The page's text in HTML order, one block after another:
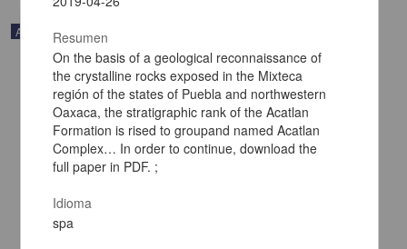
Artículo Resumen
On the basis of a geological reconnaissance of
the crystalline rocks exposed in the Mixteca
región of the states of Puebla and northwestern
Oaxaca, the stratigraphic rank of the Acatlan
Formation is rised to groupand named Acatlan
Complex… In order to continue, download the
full paper in PDF. ;
Idioma
spa